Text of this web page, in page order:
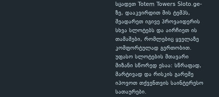
სცადეთ Totem Towers Sloto.ge-
ზე, დააკვირდით მის ტემპს,
შეადარეთ იგივე პროვაიდერის
სხვა სლოტებს და აირჩიეთ ის
თამაშები, რომლებიც ყველაზე
კომფორტულად გერთობით.
უფასო სლოტების მთავარი
მიზანი სწორედ ესაა: სწრაფად,
მარტივად და რისკის გარეშე
იპოვოთ თქვენთვის საინტერესო
სათაურები.